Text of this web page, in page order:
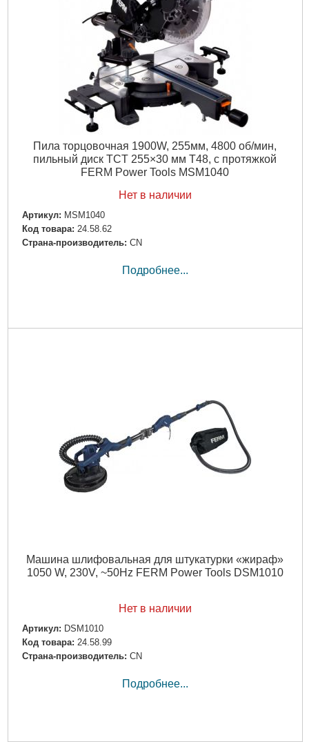
Пила торцовочная 1900W, 255мм, 4800 об/мин,
пильный диск TCT 255×30 мм T48, с протяжкой
FERM Power Tools MSM1040
Нет в наличии
Артикул: MSM1040
Код товара: 24.58.62
Страна-производитель: CN
Подробнее...
Машина шлифовальная для штукатурки «жираф»
1050 W, 230V, ~50Hz FERM Power Tools DSM1010
Нет в наличии
Артикул: DSM1010
Код товара: 24.58.99
Страна-производитель: CN
Подробнее...